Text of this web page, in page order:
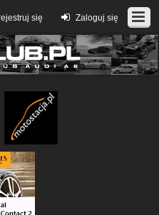
Zaloguj się
się